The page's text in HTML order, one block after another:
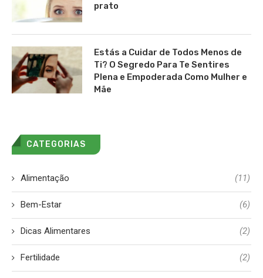
prato
Estás a Cuidar de Todos Menos de
Ti? O Segredo Para Te Sentires
Plena e Empoderada Como Mulher e
Mãe
CATEGORIAS
Alimentação (11)
Bem-Estar (6)
Dicas Alimentares (2)
Fertilidade (2)